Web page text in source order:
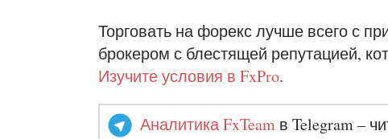
Торговать на форекс лучше всего с
брокером с блестящей репутацией,
Изучите условия в FxPro.
Аналитика FxTeam в Telegram –